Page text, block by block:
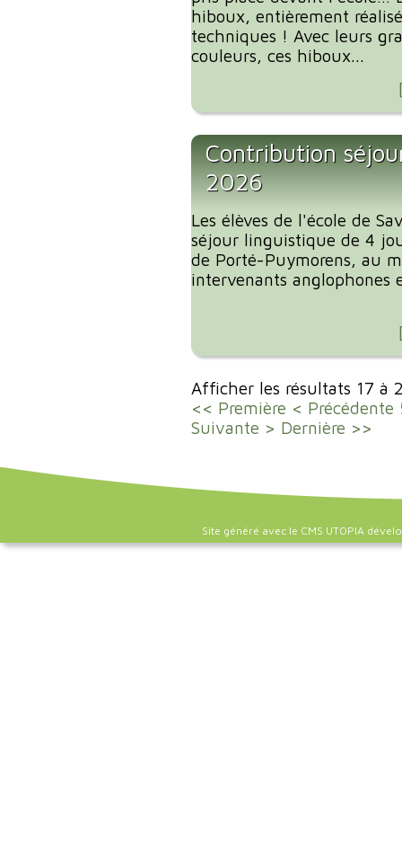
hiboux, entièrement
techniques ! Avec leurs
couleurs, ces hiboux...
Contribution
2026
Les élèves de l'école de
séjour linguistique de 4
de Porté-Puymorens, au
intervenants anglophones
Afficher les résultats 17 à
<< Première < Précédente
Suivante > Dernière >>
Site généré avec le CMS UTOPIA